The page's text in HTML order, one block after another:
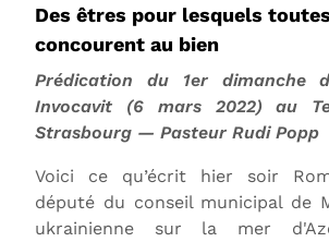
Des êtres pour lesquels
concourent au bien
Prédication du 1er dimanche
Invocavit (6 mars 2022) au
Strasbourg — Pasteur Rudi Popp
Voici ce qu’écrit hier soir
député du conseil municipal de
ukrainienne sur la mer